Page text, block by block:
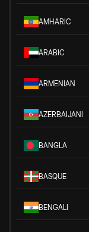
AMHARIC
ARABIC
ARMENIAN
AZERBAIJANI
BANGLA
BASQUE
BENGALI